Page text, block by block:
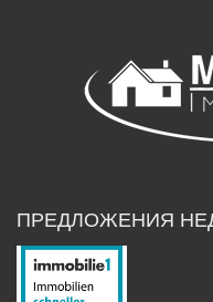
ПРЕДЛОЖЕНИЯ